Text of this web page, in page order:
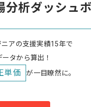
分析ダッシュ
アの支援実績15年で
タから算出！
単価 が一目瞭然に。